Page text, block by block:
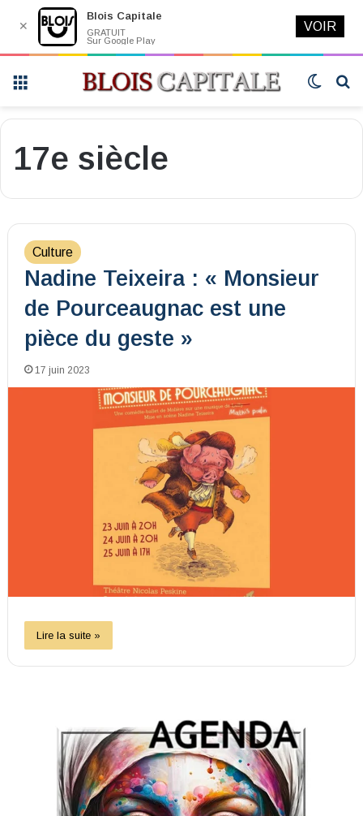
Switch
17e siècle
Culture
Nadine Teixeira : « Monsieur
de Pourceaugnac est une
pièce du geste »
17 juin 2023
Lire la suite »
✕
Blois Capitale
GRATUIT
Sur Google Play
VOIR